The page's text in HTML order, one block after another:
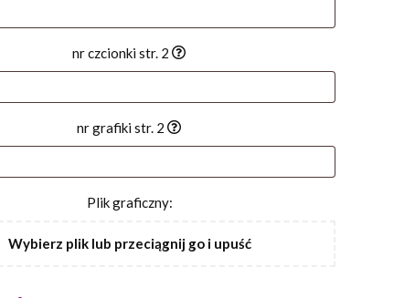
nr czcionki str. 2
nr grafiki str. 2
Plik graficzny:
Wybierz plik lub przeciągnij go i upuść